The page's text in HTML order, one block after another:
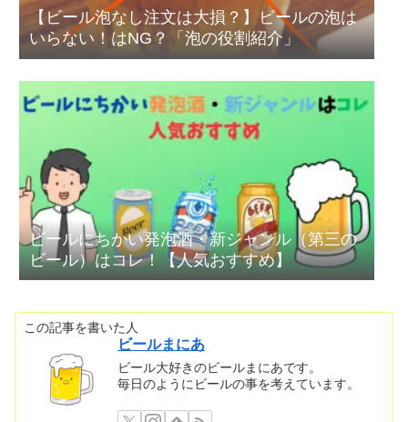
【ビール泡なし注文は大損？】ビールの泡は
いらない！はNG？「泡の役割紹介」
ビールにちかい発泡酒・新ジャンル（第三の
ビール）はコレ！【人気おすすめ】
この記事を書いた人
ビールまにあ
ビール大好きのビールまにあです。
毎日のようにビールの事を考えています。